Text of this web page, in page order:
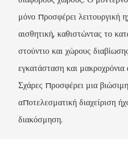
μόνο προσφέρει λειτουργική
αισθητική, καθιστώντας το
στούντιο και χώρους
εγκατάσταση και
Σχάρες προσφέρει μια
αποτελεσματική διαχείριση
διακόσμηση.